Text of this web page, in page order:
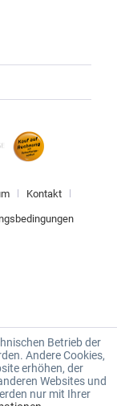
Kontakt
Betrieb der
Andere Cookies,
erhöhen, der
Websites und
nur mit Ihrer